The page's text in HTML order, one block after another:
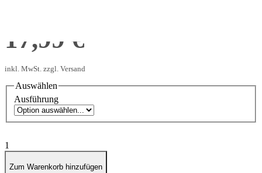
17,99 €
inkl. MwSt. zzgl. Versand
Auswählen
Ausführung
1
Zum Warenkorb hinzufügen